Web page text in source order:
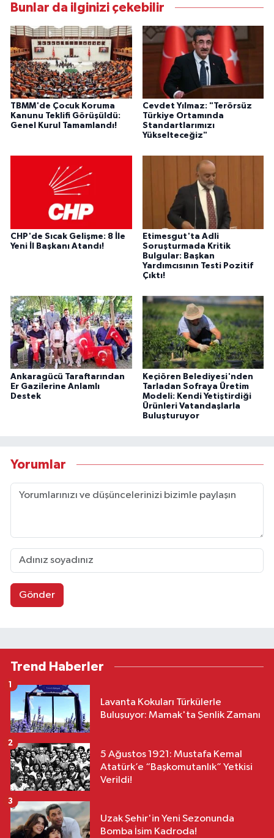
Bunlar da ilginizi çekebilir
TBMM'de Çocuk Koruma
Kanunu Teklifi Görüşüldü:
Genel Kurul Tamamlandı!
Cevdet Yılmaz: "Terörsüz
Türkiye Ortamında
Standartlarımızı
Yükselteceğiz"
CHP'de Sıcak Gelişme: 8 İle
Yeni İl Başkanı Atandı!
Etimesgut'ta Adli
Soruşturmada Kritik
Bulgular: Başkan
Yardımcısının Testi Pozitif
Çıktı!
Ankaragücü Taraftarından
Er Gazilerine Anlamlı
Destek
Keçiören Belediyesi'nden
Tarladan Sofraya Üretim
Modeli: Kendi Yetiştirdiği
Ürünleri Vatandaşlarla
Buluşturuyor
Yorumlar
Gönder
Trend Haberler
Lavanta Kokuları Türkülerle
Buluşuyor: Mamak'ta Şenlik Zamanı
1
5 Ağustos 1921: Mustafa Kemal
Atatürk’e “Başkomutanlık” Yetkisi
Verildi!
2
Uzak Şehir'in Yeni Sezonunda
Bomba İsim Kadroda!
3